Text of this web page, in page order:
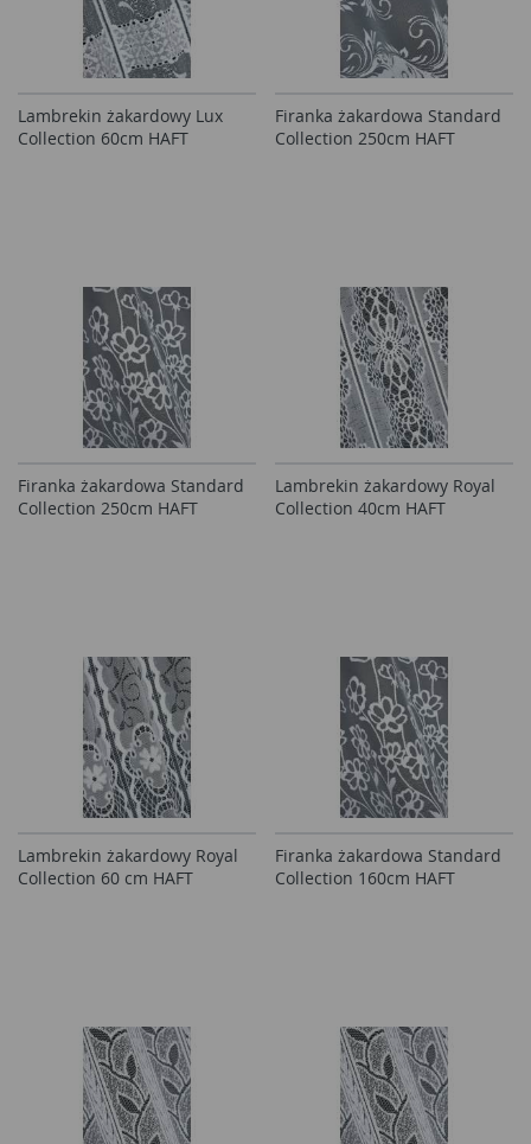
Lambrekin żakardowy Lux
Collection 60cm HAFT
Firanka żakardowa Standard
Collection 250cm HAFT
Firanka żakardowa Standard
Collection 250cm HAFT
Lambrekin żakardowy Royal
Collection 40cm HAFT
Lambrekin żakardowy Royal
Collection 60 cm HAFT
Firanka żakardowa Standard
Collection 160cm HAFT